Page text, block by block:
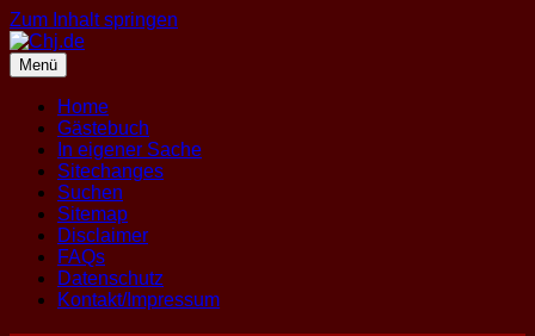
Zum Inhalt springen
Menü
Home
Gästebuch
In eigener Sache
Sitechanges
Suchen
Sitemap
Disclaimer
FAQs
Datenschutz
Kontakt/Impressum